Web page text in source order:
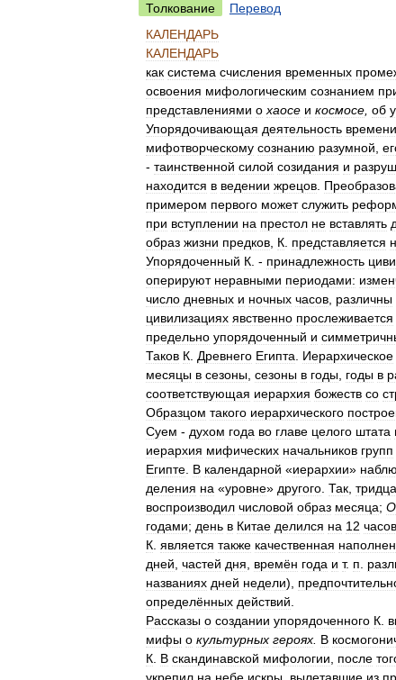
Толкование
Перевод
КАЛЕНДАРЬ
КАЛЕНДАРЬ
как система счисления временных
освоения мифологическим сознанием
представлениями о хаосе и космосе об
Упорядочивающая деятельность времени
мифотворческому сознанию разумной
- таинственной силой созидания и
находится в ведении жрецов
примером первого может служить
при вступлении на престол не вставлять
образ жизни предков К представляется
Упорядоченный К . - принадлежность
оперируют неравными периодами:
число дневных и ночных часов различны
цивилизациях явственно прослеживается
предельно упорядоченный и
Таков К Древнего Египта Иерархическое
месяцы в сезоны сезоны в годы годы в
соответствующая иерархия божеств со
Образцом такого иерархического
Суем - духом года во главе целого штата
иерархия мифических начальников групп
Египте В календарной «иерархии»
деления на «уровне» другого Так
воспроизводил числовой образ месяца;
годами; день в Китае делился на 12 часов
К является также качественная
дней частей дня времён года и т. п
названиях дней недели),
определённых действий
Рассказы о создании упорядоченного К
мифы о культурных героях В
К В скандинавской мифологии после